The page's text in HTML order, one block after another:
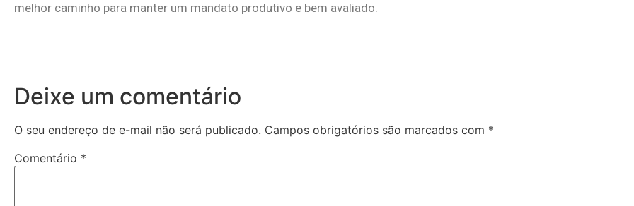
melhor caminho para manter um mandato produtivo e bem avaliado.
Deixe um comentário
O seu endereço de e-mail não será publicado. Campos obrigatórios são marcados com *
Comentário *